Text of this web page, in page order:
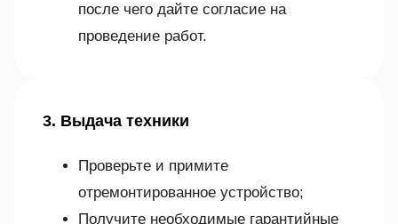
после чего дайте согласие на
проведение работ.
3. Выдача техники
Проверьте и примите
отремонтированное устройство;
Получите необходимые гарантийные